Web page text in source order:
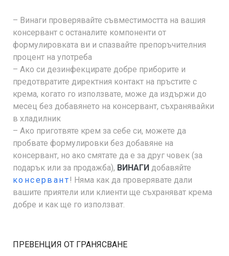
– Винаги проверявайте съвместимостта на вашия
консервант с останалите компоненти от
формулировката ви и спазвайте препоръчителния
процент на употреба
– Ако си дезинфекцирате добре приборите и
предотвратите директния контакт на пръстите с
крема, когато го използвате, може да издържи до
месец без добавянето на консервант, съхранявайки
в хладилник
– Ако приготвяте крем за себе си, можете да
пробвате формулировки без добавяне на
консервант, но ако смятате да е за друг човек (за
подарък или за продажба), ВИНАГИ добавяйте
консервант! Няма как да проверявате дали
вашите приятели или клиенти ще съхраняват крема
добре и как ще го използват.
ПРЕВЕНЦИЯ ОТ ГРАНЯСВАНЕ